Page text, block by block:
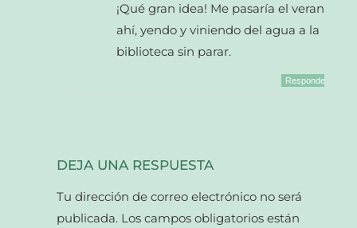
¡Qué gran idea! Me pasaría el verano
ahí, yendo y viniendo del agua a la
biblioteca sin parar.
Responder
DEJA UNA RESPUESTA
Tu dirección de correo electrónico no será
publicada. Los campos obligatorios están